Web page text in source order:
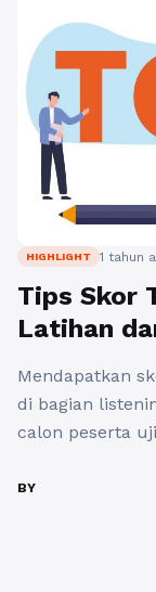
HIGHLIGHT 1 tahun
Tips Skor
Latihan
Mendapatkan
di bagian
calon peserta
beragam.
BY